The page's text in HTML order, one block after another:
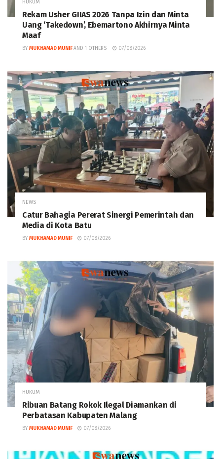
HUKUM
Rekam Usher GIIAS 2026 Tanpa Izin dan Minta
Uang ‘Takedown’, Ebemartono Akhirnya Minta
Maaf
BY MUKHAMAD MUNIF AND 1 OTHERS 07/08/2026
NEWS
Catur Bahagia Pererat Sinergi Pemerintah dan
Media di Kota Batu
BY MUKHAMAD MUNIF 07/08/2026
HUKUM
Ribuan Batang Rokok Ilegal Diamankan di
Perbatasan Kabupaten Malang
BY MUKHAMAD MUNIF 07/08/2026